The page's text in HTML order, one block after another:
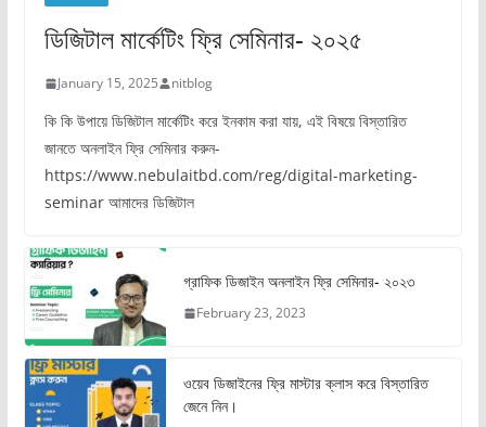
ডিজিটাল মার্কেটিং ফ্রি সেমিনার- ২০২৫
January 15, 2025 nitblog
কি কি উপায়ে ডিজিটাল মার্কেটিং করে ইনকাম করা যায়, এই বিষয়ে বিস্তারিত
জানতে অনলাইন ফ্রি সেমিনার করুন-
https://www.nebulaitbd.com/reg/digital-marketing-
seminar আমাদের ডিজিটাল
গ্রাফিক ডিজাইন অনলাইন ফ্রি সেমিনার- ২০২৩
February 23, 2023
ওয়েব ডিজাইনের ফ্রি মাস্টার ক্লাস করে বিস্তারিত
জেনে নিন।